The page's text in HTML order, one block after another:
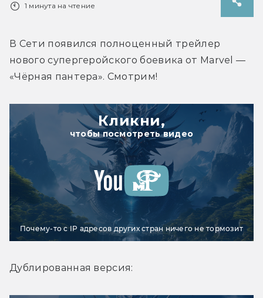
1 минута на чтение
В Сети появился полноценный трейлер
нового супергеройского боевика от Marvel —
«Чёрная пантера». Смотрим!
Кликни,
чтобы посмотреть видео
Почему-то с IP адресов других стран ничего не тормозит
Дублированная версия: